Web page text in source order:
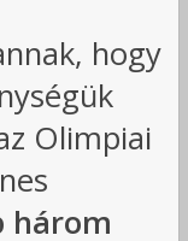
hogy
Olimpiai
három